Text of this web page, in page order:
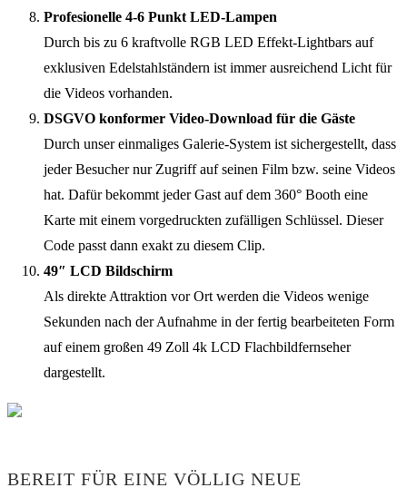
Profesionelle 4-6 Punkt LED-Lampen
Durch bis zu 6 kraftvolle RGB LED Effekt-Lightbars auf
exklusiven Edelstahlständern ist immer ausreichend Licht für
die Videos vorhanden.
DSGVO konformer Video-Download für die Gäste
Durch unser einmaliges Galerie-System ist sichergestellt, dass
jeder Besucher nur Zugriff auf seinen Film bzw. seine Videos
hat. Dafür bekommt jeder Gast auf dem 360° Booth eine
Karte mit einem vorgedruckten zufälligen Schlüssel. Dieser
Code passt dann exakt zu diesem Clip.
49″ LCD Bildschirm
Als direkte Attraktion vor Ort werden die Videos wenige
Sekunden nach der Aufnahme in der fertig bearbeiteten Form
auf einem großen 49 Zoll 4k LCD Flachbildfernseher
dargestellt.
BEREIT FÜR EINE VÖLLIG NEUE